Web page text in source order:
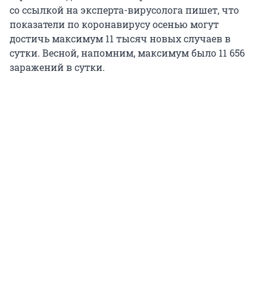
со ссылкой на эксперта-вирусолога пишет, что
показатели по коронавирусу осенью могут
достичь максимум 11 тысяч новых случаев в
сутки. Весной, напомним, максимум было 11 656
заражений в сутки.